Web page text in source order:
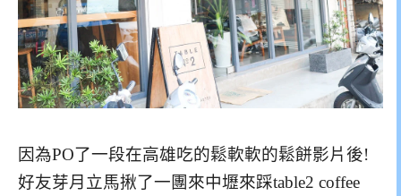
因為PO了一段在高雄吃的鬆軟軟的鬆餅影片後!
好友芽月立馬揪了一團來中壢來踩table2 coffee